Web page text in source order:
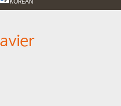
KOREAN